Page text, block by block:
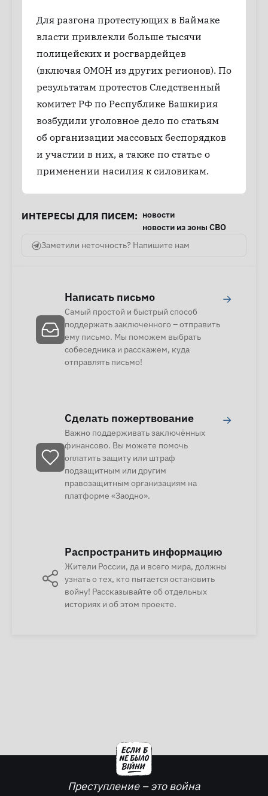
Для разгона протестующих в Баймаке
власти привлекли больше тысячи
полицейских и росгвардейцев
(включая ОМОН из других регионов). По
результатам протестов Следственный
комитет РФ по Республике Башкирия
возбудили уголовное дело по статьям
об организации массовых беспорядков
и участии в них, а также по статье о
применении насилия к силовикам.
ИНТЕРЕСЫ ДЛЯ ПИСЕМ: новости
новости из зоны СВО
Заметили неточность? Напишите нам
Написать письмо
Самый простой и быстрый способ
поддержать заключенного – отправить
ему письмо. Мы поможем выбрать
собеседника и расскажем, куда
отправлять письмо!
→
Сделать пожертвование
Важно поддерживать заключённых
финансово. Вы можете помочь
оплатить защиту или штраф
подзащитным или другим
правозащитным организациям на
платформе «Заодно».
→
Распространить информацию
Жители России, да и всего мира, должны
узнать о тех, кто пытается остановить
войну! Рассказывайте об отдельных
историях и об этом проекте.
Преступление – это война